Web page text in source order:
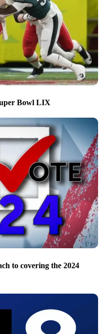
Bowl LIX
to covering the 2024